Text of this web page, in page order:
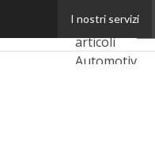
I nostri servizi
di NExT Ultimi
articoli
AutomotiveUp